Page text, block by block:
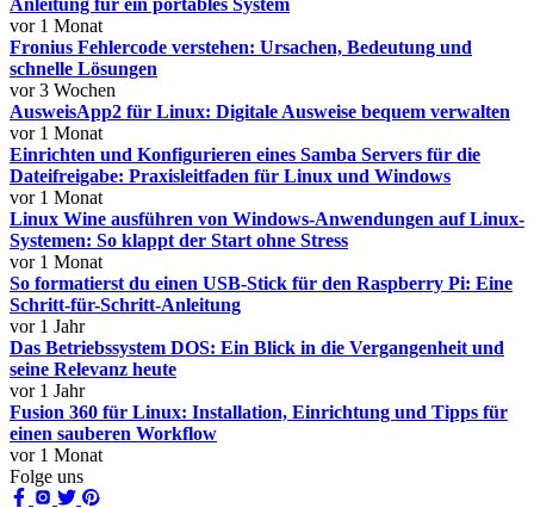
Anleitung für ein portables System
vor 1 Monat
Fronius Fehlercode verstehen: Ursachen, Bedeutung und
schnelle Lösungen
vor 3 Wochen
AusweisApp2 für Linux: Digitale Ausweise bequem verwalten
vor 1 Monat
Einrichten und Konfigurieren eines Samba Servers für die
Dateifreigabe: Praxisleitfaden für Linux und Windows
vor 1 Monat
Linux Wine ausführen von Windows-Anwendungen auf Linux-
Systemen: So klappt der Start ohne Stress
vor 1 Monat
So formatierst du einen USB-Stick für den Raspberry Pi: Eine
Schritt-für-Schritt-Anleitung
vor 1 Jahr
Das Betriebssystem DOS: Ein Blick in die Vergangenheit und
seine Relevanz heute
vor 1 Jahr
Fusion 360 für Linux: Installation, Einrichtung und Tipps für
einen sauberen Workflow
vor 1 Monat
Folge uns